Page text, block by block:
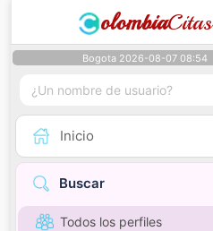
olombiaCitas
Bogota 2026-08-07 08:54
Inicio
Buscar
Todos los perfiles